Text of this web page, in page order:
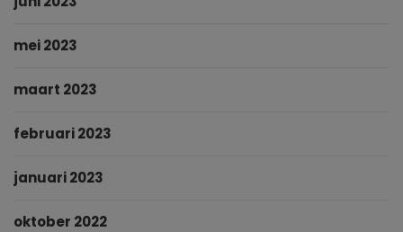
mei 2023
maart 2023
februari 2023
januari 2023
oktober 2022